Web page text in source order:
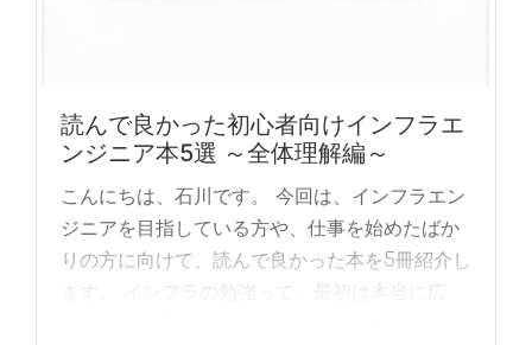
読んで良かった初心者向けインフラエ
ンジニア本5選 ～全体理解編～
こんにちは、石川です。 今回は、インフラエン
ジニアを目指している方や、仕事を始めたばか
りの方に向けて、読んで良かった本を5冊紹介し
ます。 インフラの勉強って、最初は本当に広